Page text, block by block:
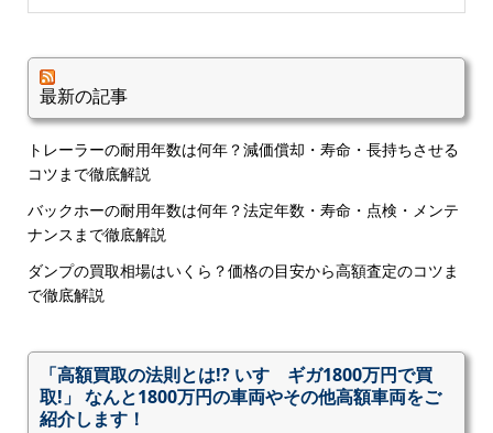
最新の記事
トレーラーの耐用年数は何年？減価償却・寿命・長持ちさせる
コツまで徹底解説
バックホーの耐用年数は何年？法定年数・寿命・点検・メンテ
ナンスまで徹底解説
ダンプの買取相場はいくら？価格の目安から高額査定のコツま
で徹底解説
「高額買取の法則とは!? いすゞギガ1800万円で買
取!」 なんと1800万円の車両やその他高額車両をご
紹介します！